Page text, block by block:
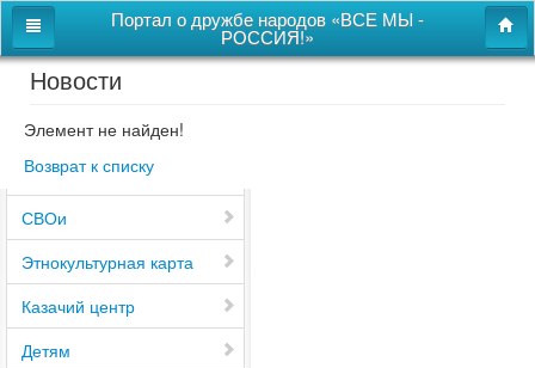
Портал о дружбе народов «ВСЕ МЫ -
РОССИЯ!»
Главная
Дом дружбы народов
Новости
СВОи
Этнокультурная карта
Казачий центр
Детям
Новости
Элемент не найден!
Возврат к списку